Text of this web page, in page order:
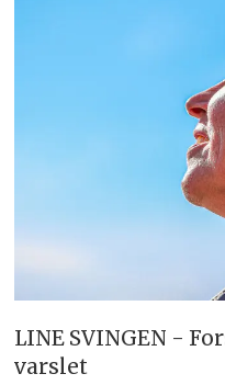
LINE SVINGEN -
varslet